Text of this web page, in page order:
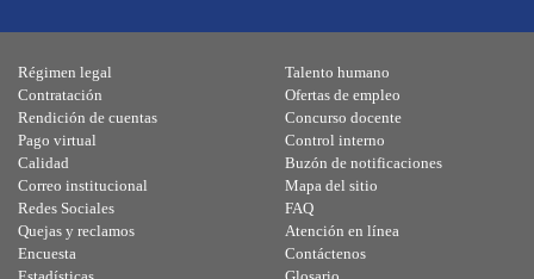
Régimen legal
Contratación
Rendición de cuentas
Pago virtual
Calidad
Talento humano
Ofertas de empleo
Concurso docente
Control interno
Buzón de notificaciones
Correo institucional
Redes Sociales
Quejas y reclamos
Encuesta
Mapa del sitio
FAQ
Atención en línea
Contáctenos